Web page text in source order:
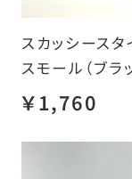
スカッシース
スモール（ブラ
￥1,760